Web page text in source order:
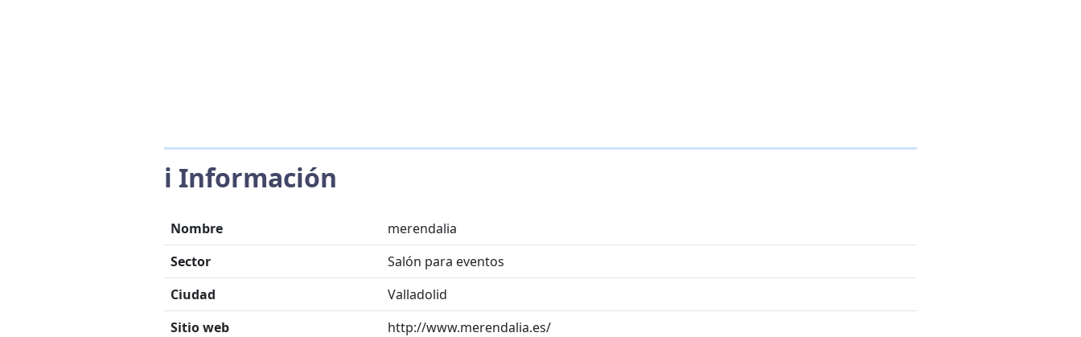
ℹ️ Información
Nombre
merendalia
Sector
Salón para eventos
Ciudad
Valladolid
Sitio web
http://www.merendalia.es/